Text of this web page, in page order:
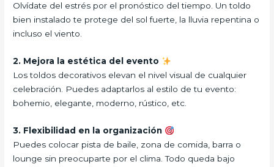
Olvídate del estrés por el pronóstico del tiempo. Un toldo
bien instalado te protege del sol fuerte, la lluvia repentina o
incluso el viento.
2. Mejora la estética del evento
Los toldos decorativos elevan el nivel visual de cualquier
celebración. Puedes adaptarlos al estilo de tu evento:
bohemio, elegante, moderno, rústico, etc.
3. Flexibilidad en la organización
Puedes colocar pista de baile, zona de comida, barra o
lounge sin preocuparte por el clima. Todo queda bajo